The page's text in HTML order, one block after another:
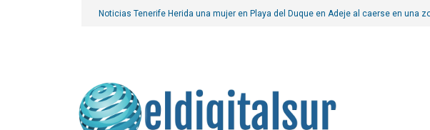
Noticias Tenerife Herida una mujer en Playa del Duque en Adeje al caerse en una